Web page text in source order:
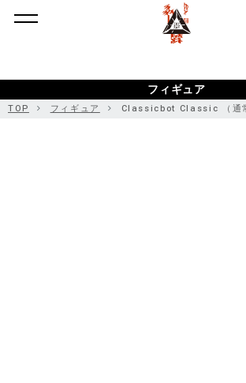
ポーカー アプリ おすすめ
カーアプリ おすすめ
オンライン
フィギュア
TOP フィギュア Classicbot Classic （通